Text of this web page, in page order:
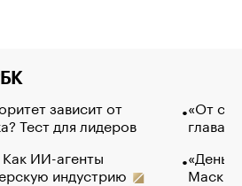
зависит от
Тест для лидеров
ИИ-агенты
индустрию
«От
глава
Маск в